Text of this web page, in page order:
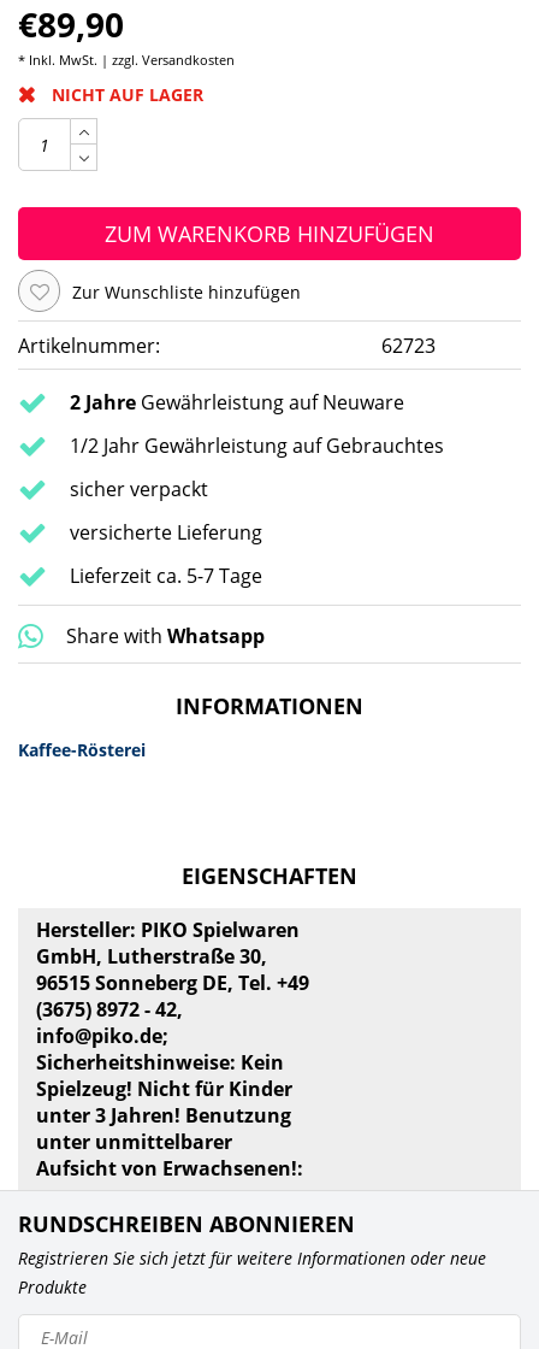
€89,90
* Inkl. MwSt. | zzgl. Versandkosten
NICHT AUF LAGER
ZUM WARENKORB HINZUFÜGEN
Zur Wunschliste hinzufügen
Artikelnummer: 62723
2 Jahre Gewährleistung auf Neuware
1/2 Jahr Gewährleistung auf Gebrauchtes
sicher verpackt
versicherte Lieferung
Lieferzeit ca. 5-7 Tage
Share with Whatsapp
INFORMATIONEN
Kaffee-Rösterei
EIGENSCHAFTEN
Hersteller: PIKO Spielwaren
GmbH, Lutherstraße 30,
96515 Sonneberg DE, Tel. +49
(3675) 8972 - 42,
info@piko.de;
Sicherheitshinweise: Kein
Spielzeug! Nicht für Kinder
unter 3 Jahren! Benutzung
unter unmittelbarer
Aufsicht von Erwachsenen!:
RUNDSCHREIBEN ABONNIEREN
Registrieren Sie sich jetzt für weitere Informationen oder neue
Produkte